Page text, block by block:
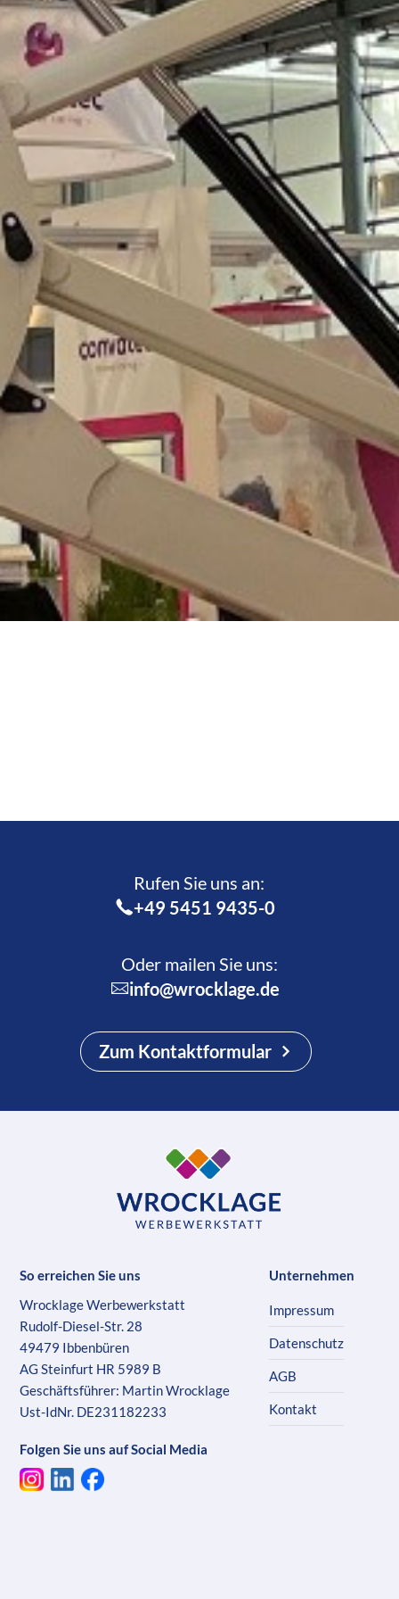
Rufen Sie uns an:­
+49 5451 9435-0
Oder mailen Sie uns:
info@wrocklage.de
Zum Kontaktformular
So erreichen Sie uns
Wrocklage Werbewerkstatt
Rudolf-Diesel-Str. 28
49479 Ibbenbüren
AG Steinfurt HR 5989 B
Geschäftsführer: Martin Wrocklage
Ust-IdNr. DE231182233
Folgen Sie uns auf Social Media
Unternehmen
Impressum
Datenschutz
AGB
Kontakt